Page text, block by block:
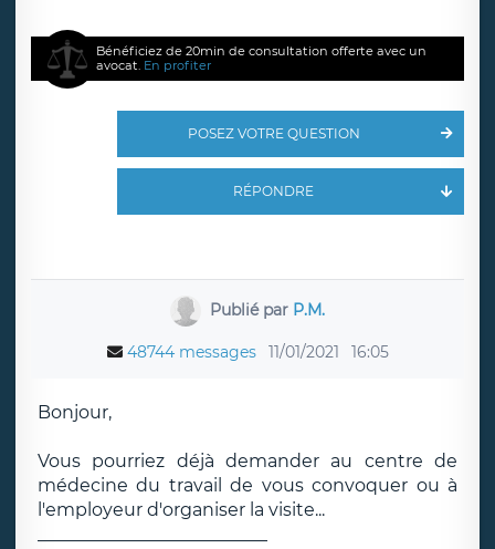
Bénéficiez de 20min de consultation offerte avec un
avocat. En profiter
POSEZ VOTRE QUESTION
RÉPONDRE
Publié par P.M.
48744 messages 11/01/2021 16:05
Bonjour,
Vous pourriez déjà demander au centre de
médecine du travail de vous convoquer ou à
l'employeur d'organiser la visite...